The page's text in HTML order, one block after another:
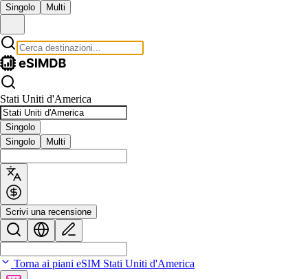
Singolo Multi
Stati Uniti d'America
Singolo
Singolo
Multi
Scrivi una recensione
Torna ai piani eSIM Stati Uniti d'America